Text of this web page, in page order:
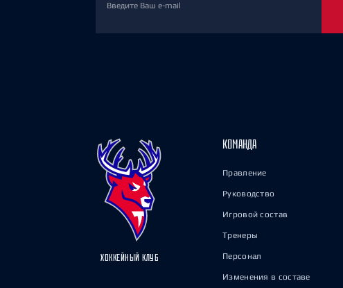
Введите Ваш e-mail
ХОККЕЙНЫЙ КЛУБ
КОМАНДА
Правление
Руководство
Игровой состав
Тренеры
Персонал
Изменения в составе